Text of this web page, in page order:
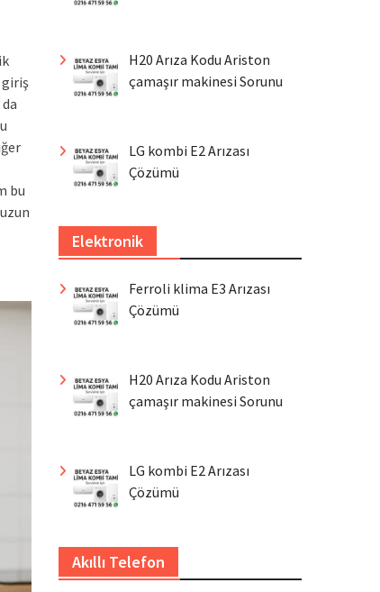
giriş
bu
H20 Arıza Kodu Ariston
çamaşır makinesi Sorunu
LG kombi E2 Arızası
Çözümü
Elektronik
Ferroli klima E3 Arızası
Çözümü
H20 Arıza Kodu Ariston
çamaşır makinesi Sorunu
LG kombi E2 Arızası
Çözümü
Akıllı Telefon